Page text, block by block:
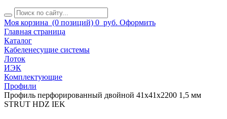
Моя корзина (0 позиций) 0 руб. Оформить
Главная страница
Каталог
Кабеленесущие системы
Лоток
ИЭК
Комплектующие
Профили
Профиль перфорированный двойной 41х41х2200 1,5 мм
STRUT HDZ IEK